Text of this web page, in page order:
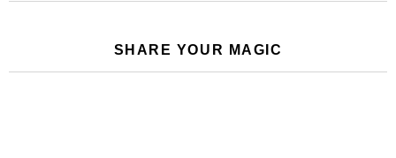
SHARE YOUR MAGIC